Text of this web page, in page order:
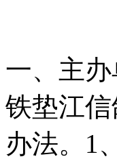
一、主
铁垫江
办法。1